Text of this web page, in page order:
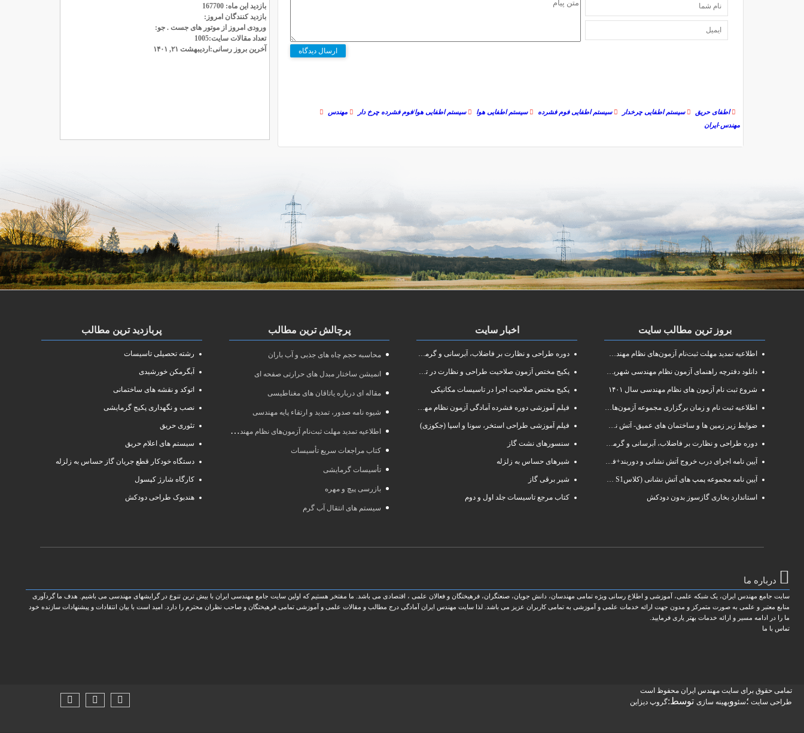
ارسال دیدگاه
اطفای حریق سیستم اطفایی چرخدار سیستم اطفایی فوم فشرده سیستم اطفایی هوا سیستم اطفایی هوا/فوم فشرده چرخ دار
مهندس
مهندس-ایران
بازدید این ماه: 167700
بازدید کنندگان امروز:
ورودی امروز از موتور های جست . جو:
تعداد مقالات سایت:1005
آخرین بروز رسانی:اردیبهشت ۲۱, ۱۴۰۱
بروز ترین مطالب سایت
اطلاعیه تمدید مهلت ثبت‌نام آزمون‌های نظام مهندسی سال ۱۴۰۱
دانلود دفترچه راهنمای آزمون نظام مهندسی شهریور ۱۴۰۱
شروع ثبت نام آزمون های نظام مهندسی سال ۱۴۰۱
اطلاعیه ثبت نام و زمان برگزاری مجموعه آزمون‌های نظام مهندسی ساختمان سال ۱۴۰۱
ضوابط زیر زمین ها و ساختمان های عمیق- آتش نشانی البرز
دوره طراحی و نظارت بر فاضلاب، آبرسانی و گرمایش رادیاتور
آیین نامه اجرای درب خروج آتش نشانی و دوربند+فایلpdf
آیین نامه مجموعه پمپ های آتش نشانی (کلاسS1 و S2 )
استاندارد بخاری گازسوز بدون دودکش
اخبار سایت
دوره طراحی و نظارت بر فاضلاب، آبرسانی و گرمایش رادیاتور
پکیج مختص آزمون صلاحیت طراحی و نظارت در تاسیسات مکانیکی
پکیج مختص صلاحیت اجرا در تاسیسات مکانیکی
فیلم آموزشی دوره فشرده آمادگی آزمون نظام مهندسی در رشته طراحی و نظارت تاسیسات مکانیکی ساختمان
فیلم آموزشی طراحی استخر، سونا و اسپا (جکوزی)
سنسورهای نشت گاز
شیرهای حساس به زلزله
شیر برقی گاز
کتاب مرجع تاسیسات جلد اول و دوم
پرچالش ترین مطالب
محاسبه حجم چاه های جذبی و آب باران
انمیشن ساختار مبدل های حرارتی صفحه ای
مقاله ای درباره یاتاقان های مغناطیسی
شیوه نامه صدور، تمدید و ارتقاء پایه مهندسی
اطلاعیه تمدید مهلت ثبت‌نام آزمون‌های نظام مهندسی سال ۱۴۰۱
کتاب مراجعات سریع تأسیسات
تأسیسات گرمایشی
بازرسی پیچ و مهره
سیستم های انتقال آب گرم
پربازدید ترین مطالب
رشته تحصیلی تاسیسات
آبگرمکن خورشیدی
اتوکد و نقشه های ساختمانی
نصب و نگهداری پکیج گرمایشی
تئوری حریق
سیستم های اعلام حریق
دستگاه خودکار قطع جریان گاز حساس به زلزله
کارگاه شارژ کپسول
هندبوک طراحی دودکش
درباره ما
سایت جامع مهندس ایران، یک شبکه علمی، آموزشی و اطلاع رسانی ویژه تمامی مهندسان، دانش جویان، صنعتگران، فرهیختگان و فعالان علمی ، اقتصادی می باشد. ما مفتخر هستیم که اولین سایت جامع مهندسی ایران با بیش ترین تنوع در گرایشهای مهندسی می باشیم. هدف ما گردآوری
منابع معتبر و علمی به صورت متمرکز و مدون جهت ارائه خدمات علمی و آموزشی به تمامی کاربران عزیز می باشد. لذا سایت مهندس ایران آمادگی درج مطالب و مقالات علمی و آموزشی تمامی فرهیختگان و صاحب نظران محترم را دارد. امید است با بیان انتقادات و پیشنهادات سازنده خود
ما را در ادامه مسیر و ارائه خدمات بهتر یاری فرمایید.
تماس با ما
تمامی حقوق برای سایت مهندس ایران محفوظ است
طراحی سایت ؛سئووبهینه سازی توسط:گروپ دیزاین